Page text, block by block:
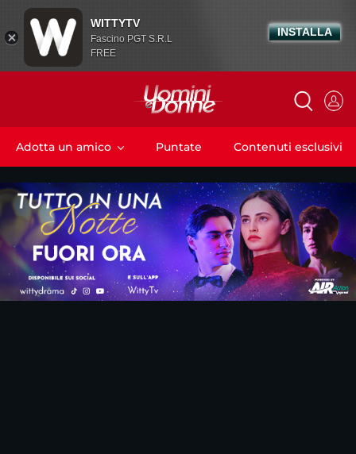
Adotta un amico Puntate Contenuti esclusivi
WITTYTV
Fascino PGT S.R.L
FREE
INSTALLA